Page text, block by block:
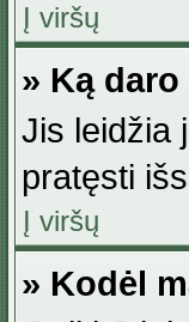
Į viršų
» Ką
Jis leidžia
pratęsti
Į viršų
» Kodėl